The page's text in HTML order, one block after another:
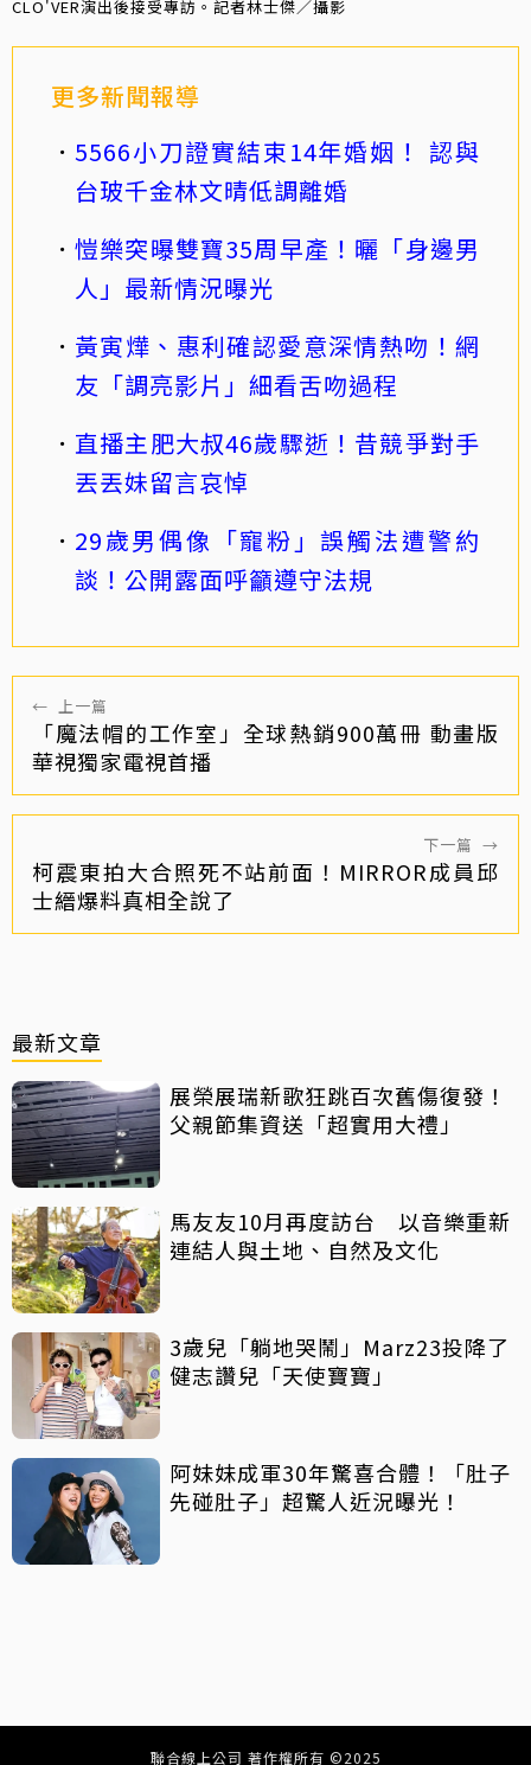
CLO'VER演出後接受專訪。記者林士傑／攝影
更多新聞報導
5566小刀證實結束14年婚姻！ 認與
台玻千金林文晴低調離婚
愷樂突曝雙寶35周早產！曬「身邊男
人」最新情況曝光
黃寅燁、惠利確認愛意深情熱吻！網
友「調亮影片」細看舌吻過程
直播主肥大叔46歲驟逝！昔競爭對手
丟丟妹留言哀悼
29歲男偶像「寵粉」誤觸法遭警約
談！公開露面呼籲遵守法規
← 上一篇
「魔法帽的工作室」全球熱銷900萬冊 動畫版
華視獨家電視首播
下一篇 →
柯震東拍大合照死不站前面！MIRROR成員邱
士縉爆料真相全說了
最新文章
展榮展瑞新歌狂跳百次舊傷復發！
父親節集資送「超實用大禮」
馬友友10月再度訪台 以音樂重新
連結人與土地、自然及文化
3歲兒「躺地哭鬧」Marz23投降了
健志讚兒「天使寶寶」
阿妹妹成軍30年驚喜合體！「肚子
先碰肚子」超驚人近況曝光！
聯合線上公司 著作權所有 ©2025